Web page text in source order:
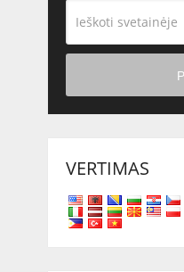
VERTIMAS